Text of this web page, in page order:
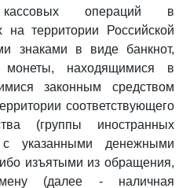
операций в
на территории Российской
знаками в виде банкнот,
монеты, находящимися в
законным средством
соответствующего
(группы иностранных
указанными денежными
изъятыми из обращения,
(далее - наличная